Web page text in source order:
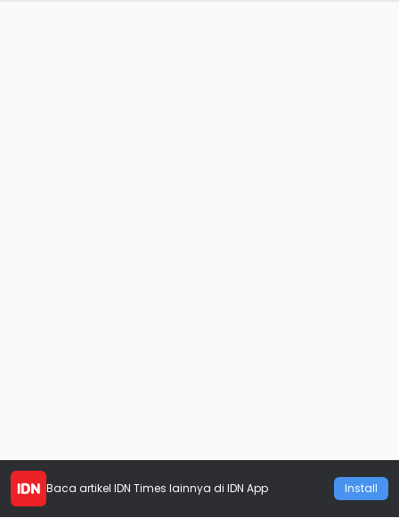
Baca artikel IDN Times lainnya di IDN App Install